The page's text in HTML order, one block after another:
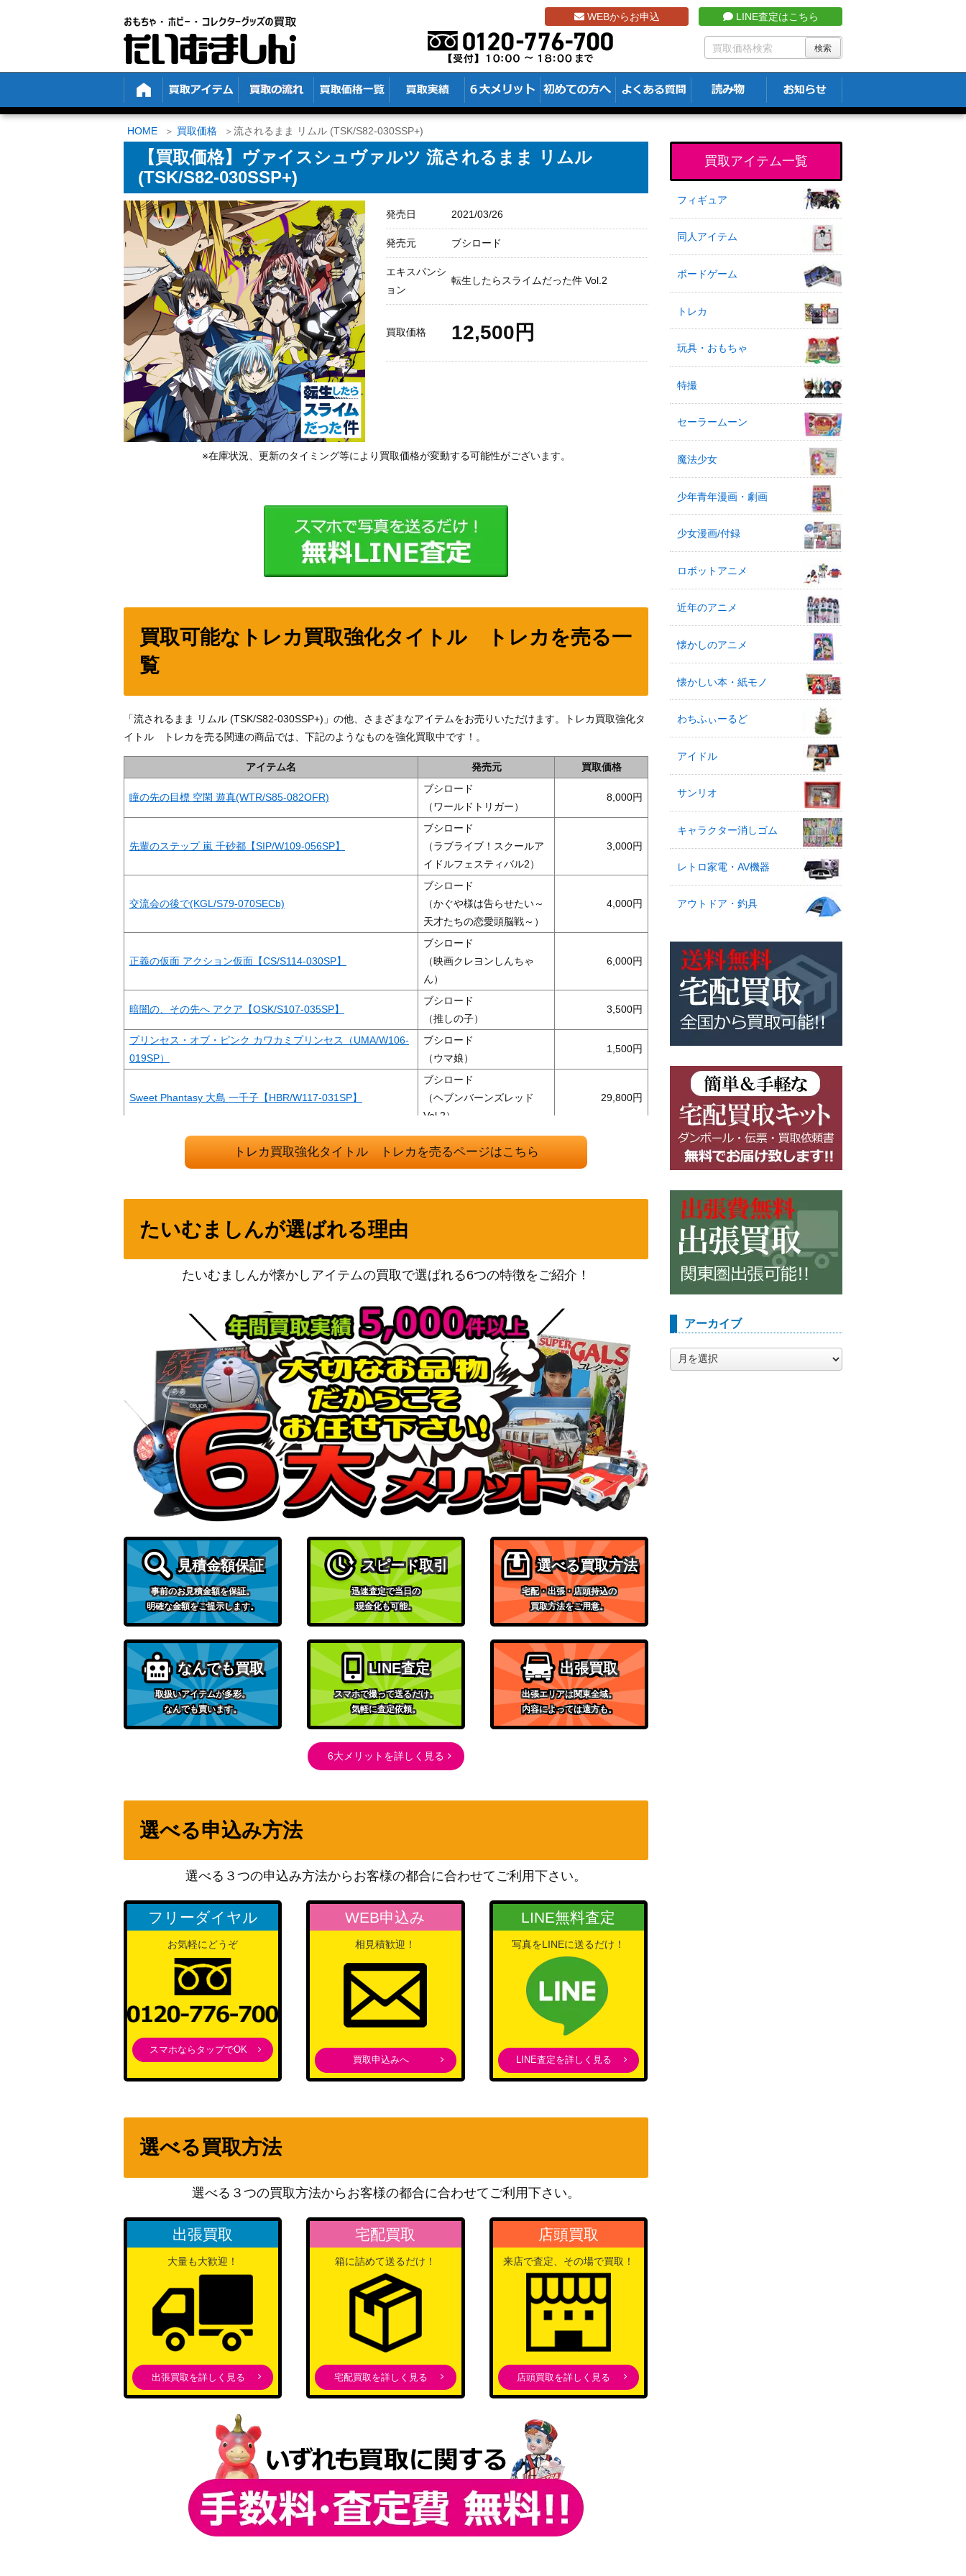
WEBからお申込 LINE査定はこちら
HOME 買取価格 流されるまま リムル (TSK/S82-030SSP+)
【買取価格】ヴァイスシュヴァルツ 流されるまま リムル
(TSK/S82-030SSP+)
発売日 2021/03/26
発売元 ブシロード
エキスパンシ
ョン
転生したらスライムだった件 Vol.2
買取価格 12,500円
※在庫状況、更新のタイミング等により買取価格が変動する可能性がございます。
買取可能なトレカ買取強化タイトル トレカを売る一
覧
「流されるまま リムル (TSK/S82-030SSP+)」の他、さまざまなアイテムをお売りいただけます。トレカ買取強化タ
イトル トレカを売る関連の商品では、下記のようなものを強化買取中です！。
アイテム名 発売元 買取価格
瞳の先の目標 空閑 遊真(WTR/S85-082OFR)
ブシロード
（ワールドトリガー）
8,000
先輩のステップ 嵐 千砂都【SIP/W109-056SP】
ブシロード
（ラブライブ！スクールア
イドルフェスティバル2）
3,000
交流会の後で(KGL/S79-070SECb)
ブシロード
（かぐや様は告らせたい～
天才たちの恋愛頭脳戦～）
4,000
正義の仮面 アクション仮面【CS/S114-030SP】
ブシロード
（映画クレヨンしんちゃ
ん）
6,000
暗闇の、その先へ アクア【OSK/S107-035SP】
ブシロード
（推しの子）
3,500
プリンセス・オブ・ピンク カワカミプリンセス（UMA/W106-
019SP）
ブシロード
（ウマ娘）
1,500
Sweet Phantasy 大島 一千子【HBR/W117-031SP】
ブシロード
（ヘブンバーンズレッド
Vol.2）
29,800
百合ヶ丘のアーセナル 百由(ALL/S76-077SP)
ブシロード
（アサルトリリィ
BOUQUET）
もう一度ふたりで 小豆沢こはね (PJS/S91-056SSP)
ブシロード
ら本気だす～）
“パジャマパーティー”夢結 (ALL/S90-051SSP)
ブシロード
（アサルトリリィ Vol.2）
うまいのだぁ！ ミリム (TSK/S82-029SP)
ブシロード
（転生したらスライムだっ
た件 Vol.2）
12,000
夕暮れの生徒会室 絢瀬 絵里【SIL/W109-036SP】
ブシロード
（ラブライブ！スクールア
イドルフェスティバル2）
4,200
血の魔人 パワー（CSM/S96-001SP）
ブシロード
（チェンソーマン）
6,000
完全なる存在DIO&ザ・ワールド（JJ/SE41-17SP）
（ジョジョの奇妙な冒険 ス
ターダストクルセイダー
ス）
14,000
錦上・大判御輿 キタサンブラック（UMA/W106-099SP）
ブシロード
（ウマ娘）
ジャンプ！スタッグ！！！ 芹沢あさひ(ISC/S81-053SSP)
（アイドルマスター シャイ
ニーカラーズ）
55,000
Creamy Berry 上原 歩夢(LNJ/W85-040SSP)
ブシロード
（ラブライブ！虹ヶ咲学園
スクールアイドル同好会
feat.スクールアイドルフェ
スティバル ALL STARS）
30,000
迷宮に咲く花 由美子 (GRI/S84-101SP)
未来へ一緒に アキロゼ(HOL/W91-042SSP)
（ホロライブプロダクショ
ン）
亡国の純心 菅原 千恵【HBR/W117-008SP】
ブシロード
（ヘブンバーンズレッド
14,800
“大河よ共に泣いてくれ”たえ (ZLS/W93-T03SP)
（ゾンビランドサガ リベン
1,800
娘を守るため（JJ/SE42-56SP）
（ジョジョの奇妙な冒険 ス
トーンオーシャン）
8,000
メモリアル★ビーチサイド 城ヶ崎美嘉【IMC/W115-006SP】
レラガールズ Next
4,000
縷・縷・屡・来 幽谷霧子【ISC/S110-063SSP】
（アイドルマスター シャイ
ニーカラーズ Shine
22,000
ポップス☆ジョーカー トーセンジョーダン（UMA/W106-135S
“お花大好き純粋少女”愛花【AGS/W108-001SP】
（アリス・ギア・アイギ
ス）
5,000
未来へ一緒に 湊あくあ(HOL/W91-115SSP)
ブシロード
（ホロライブプロダクショ
アマルガム 調 (SG/W89-028SP)
ブシロード
（戦姫絶唱シンフォギア
XV）
マージョリー＆マルコシアス【SS/WE41-21SP】
ブシロード
（灼眼のシャナ）
トレカ買取強化タイトル トレカを売るページはこちら
たいむましんが選ばれる理由
たいむましんが懐かしアイテムの買取で選ばれる6つの特徴をご紹介！
見積金額保証
事前のお見積金額を保証。
明確な金額をご提示します。
スピード取引
迅速査定で当日の
現金化も可能。
選べる買取方法
宅配・出張・店頭持込の
買取方法をご用意。
なんでも買取
取扱いアイテムが多彩。
なんでも買います。
LINE査定
スマホで撮って送るだけ。
気軽に査定依頼。
出張買取
出張エリアは関東全域。
内容によっては遠方も。
6大メリットを詳しく見る
選べる申込み方法
選べる３つの申込み方法からお客様の都合に合わせてご利用下さい。
フリーダイヤル
お気軽にどうぞ
スマホならタップでOK
WEB申込み
相見積歓迎！
買取申込みへ
LINE無料査定
写真をLINEに送るだけ！
LINE査定を詳しく見る
選べる買取方法
選べる３つの買取方法からお客様の都合に合わせてご利用下さい。
出張買取
大量も大歓迎！
出張買取を詳しく見る
宅配買取
箱に詰めて送るだけ！
宅配買取を詳しく見る
店頭買取
来店で査定、その場で買取！
店頭買取を詳しく見る
買取アイテム一覧
フィギュア
同人アイテム
ボードゲーム
トレカ
玩具・おもちゃ
特撮
セーラームーン
魔法少女
少年青年漫画・劇画
少女漫画/付録
ロボットアニメ
近年のアニメ
懐かしのアニメ
懐かしい本・紙モノ
わちふぃーるど
アイドル
サンリオ
キャラクター消しゴム
レトロ家電・AV機器
アウトドア・釣具
アーカイブ
ー